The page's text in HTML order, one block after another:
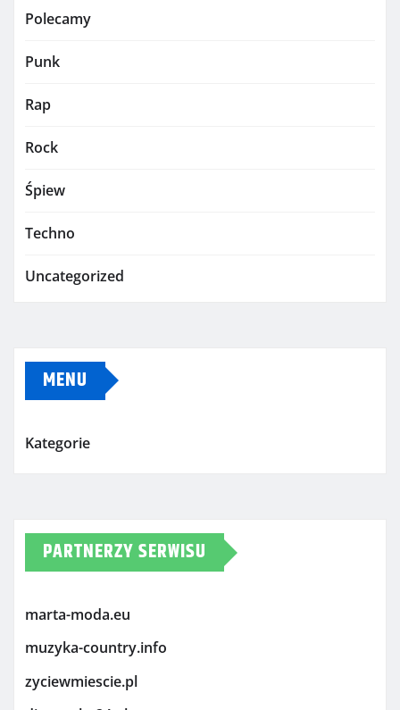
Polecamy
Punk
Rap
Rock
Śpiew
Techno
Uncategorized
MENU
Kategorie
PARTNERZY SERWISU
marta-moda.eu
muzyka-country.info
zyciewmiescie.pl